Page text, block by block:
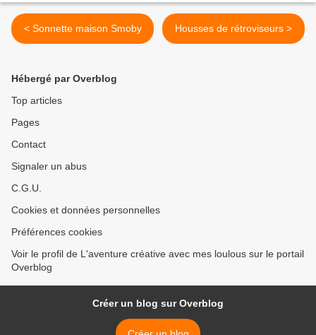
< Sonnette maison Smoby Housses de rétroviseurs >
Hébergé par Overblog
Top articles
Pages
Contact
Signaler un abus
C.G.U.
Cookies et données personnelles
Préférences cookies
Voir le profil de L'aventure créative avec mes loulous sur le portail
Overblog
Créer un blog sur Overblog